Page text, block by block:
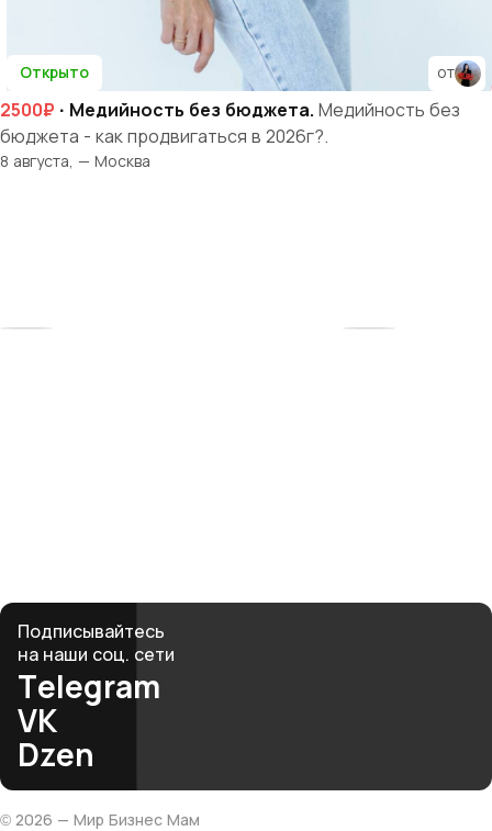
Открыто от
2500₽ · Медийность без бюджета. Медийность без
бюджета - как продвигаться в 2026г?.
8 августа, — Москва
Подписывайтесь
на наши соц. сети
Telegram
VK
Dzen
© 2026 — Мир Бизнес Мам